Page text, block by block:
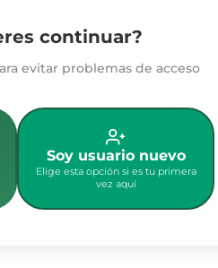
continuar?
evitar problemas de acceso
Soy usuario nuevo
Elige esta opción si es tu primera
vez aquí